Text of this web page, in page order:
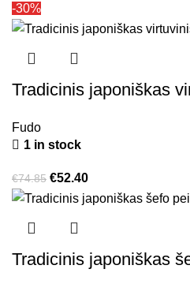
-30%
Tradicinis japoniškas
Fudo
1 in stock
€74.85 €52.40
Tradicinis japoniškas